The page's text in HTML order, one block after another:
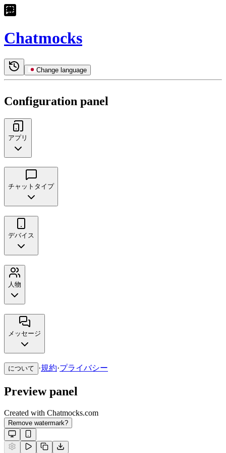
Chatmocks
Change language
Configuration panel
アプリ
チャットタイプ
デバイス
人物
メッセージ
について ·規約·プライバシー
Preview panel
Created with Chatmocks.com
Remove watermark?